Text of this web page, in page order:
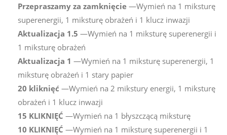
Przepraszamy za zamknięcie —Wymień na 1 miksturę
superenergii, 1 miksturę obrażeń i 1 klucz inwazji
Aktualizacja 1.5 —Wymień na 1 miksturę superenergii i
1 miksturę obrażeń
Aktualizacja 1 —Wymień na 1 miksturę superenergii, 1
miksturę obrażeń i 1 stary papier
20 kliknięć —Wymień na 2 mikstury energii, 1 miksturę
obrażeń i 1 klucz inwazji
15 KLIKNIĘĆ —Wymień na 1 błyszczącą miksturę
10 KLIKNIĘĆ —Wymień na 1 miksturę superenergii i 1